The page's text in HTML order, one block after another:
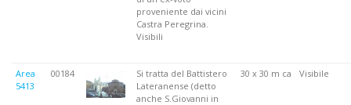
proveniente dai vicini
Castra Peregrina.
Visibili
Area
5413
00184
Si tratta del Battistero
Lateranense (detto
anche S.Giovanni in
30 x 30 m ca Visibile